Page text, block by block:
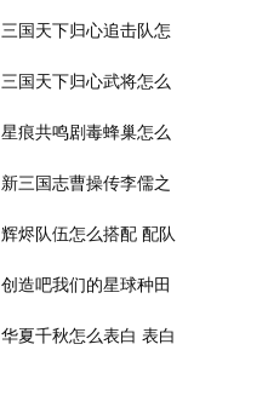
三国天下归心追击队怎
三国天下归心武将怎么
星痕共鸣剧毒蜂巢怎么
新三国志曹操传李儒之
辉烬队伍怎么搭配 配队
创造吧我们的星球种田
华夏千秋怎么表白 表白